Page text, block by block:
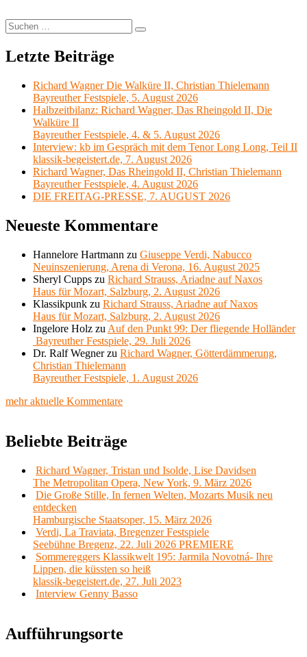
Suchen
nach:
Suchen
Letzte Beiträge
Richard Wagner Die Walküre II, Christian Thielemann
Bayreuther Festspiele, 5. August 2026
Halbzeitbilanz: Richard Wagner, Das Rheingold II, Die
Walküre II
Bayreuther Festspiele, 4. & 5. August 2026
Interview: kb im Gespräch mit dem Tenor Long Long, Teil II
klassik-begeistert.de, 7. August 2026
Richard Wagner, Das Rheingold II, Christian Thielemann
Bayreuther Festspiele, 4. August 2026
DIE FREITAG-PRESSE, 7. AUGUST 2026
Neueste Kommentare
Hannelore Hartmann zu Giuseppe Verdi, Nabucco
Neuinszenierung, Arena di Verona, 16. August 2025
Sheryl Cupps zu Richard Strauss, Ariadne auf Naxos
Haus für Mozart, Salzburg, 2. August 2026
Klassikpunk zu Richard Strauss, Ariadne auf Naxos
Haus für Mozart, Salzburg, 2. August 2026
Ingelore Holz zu Auf den Punkt 99: Der fliegende Holländer
Bayreuther Festspiele, 29. Juli 2026
Dr. Ralf Wegnerzu Richard Wagner, Götterdämmerung,
Christian Thielemann
Bayreuther Festspiele, 1. August 2026
mehr aktuelle Kommentare
Beliebte Beiträge
Richard Wagner, Tristan und Isolde, Lise Davidsen
The Metropolitan Opera, New York, 9. März 2026
Die Große Stille, In fernen Welten, Mozarts Musik neu
entdecken
Hamburgische Staatsoper, 15. März 2026
Verdi, La Traviata, Bregenzer Festspiele
Seebühne Bregenz, 22. Juli 2026 PREMIERE
Sommereggers Klassikwelt 195: Jarmila Novotná- Ihre
Lippen, die küssten so heiß
klassik-begeistert.de, 27. Juli 2023
Interview Genny Basso
Aufführungsorte